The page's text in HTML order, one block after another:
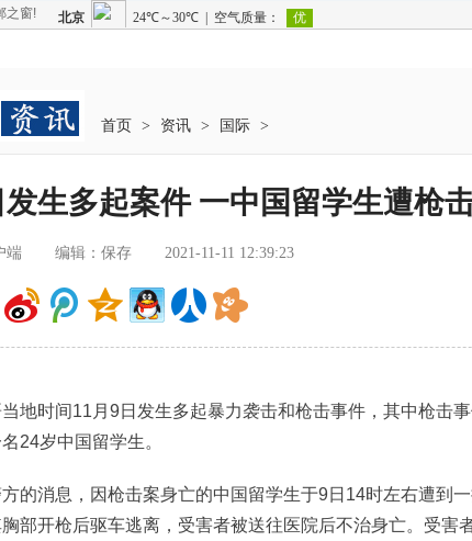
之窗!
首页 > 资讯 > 国际 >
生多起案件 一中国留学生遭枪
端 编辑：保存 2021-11-11 12:39:23
时间11月9日发生多起暴力袭击和枪击事件，其中枪击事
24岁中国留学生。
消息，因枪击案身亡的中国留学生于9日14时左右遭到一
部开枪后驱车逃离，受害者被送往医院后不治身亡。受害